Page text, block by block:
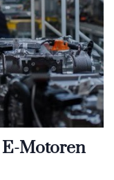
Motoren